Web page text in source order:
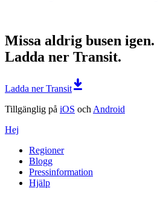
Missa aldrig busen igen.
Ladda ner Transit.
Ladda ner Transit
Tillgänglig på iOS och Android
Hej
Regioner
Blogg
Pressinformation
Hjälp